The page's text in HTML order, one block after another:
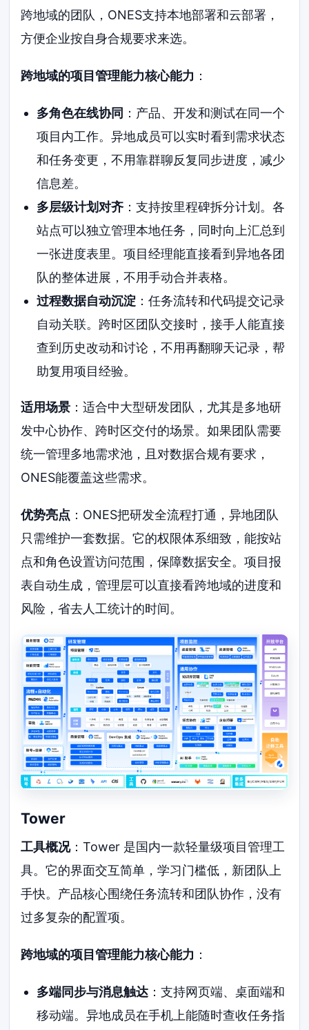
跨地域的团队，ONES支持本地部署和云部署，
方便企业按自身合规要求来选。
跨地域的项目管理能力核心能力 ：
多角色在线协同 ：产品、开发和测试在同一个
项目内工作。异地成员可以实时看到需求状态
和任务变更，不用靠群聊反复同步进度，减少
信息差。
多层级计划对齐：支持按里程碑拆分计划。各
站点可以独立管理本地任务，同时向上汇总到
一张进度表里。项目经理能直接看到异地各团
队的整体进展，不用手动合并表格。
过程数据自动沉淀：任务流转和代码提交记录
自动关联。跨时区团队交接时，接手人能直接
查到历史改动和讨论，不用再翻聊天记录，帮
助复用项目经验。
适用场景 ：适合中大型研发团队，尤其是多地研
发中心协作、跨时区交付的场景。如果团队需要
统一管理多地需求池，且对数据合规有要求，
ONES能覆盖这些需求。
优势亮点 ：ONES把研发全流程打通，异地团队
只需维护一套数据。它的权限体系细致，能按站
点和角色设置访问范围，保障数据安全。项目报
表自动生成，管理层可以直接看跨地域的进度和
风险，省去人工统计的时间。
Tower
工具概况：Tower 是国内一款轻量级项目管理工
具。它的界面交互简单，学习门槛低，新团队上
手快。产品核心围绕任务流转和团队协作，没有
过多复杂的配置项。
跨地域的项目管理能力核心能力 ：
多端同步与消息触达：支持网页端、桌面端和
移动端。异地成员在手机上能随时查收任务指